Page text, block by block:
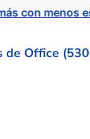
con menos
de Office